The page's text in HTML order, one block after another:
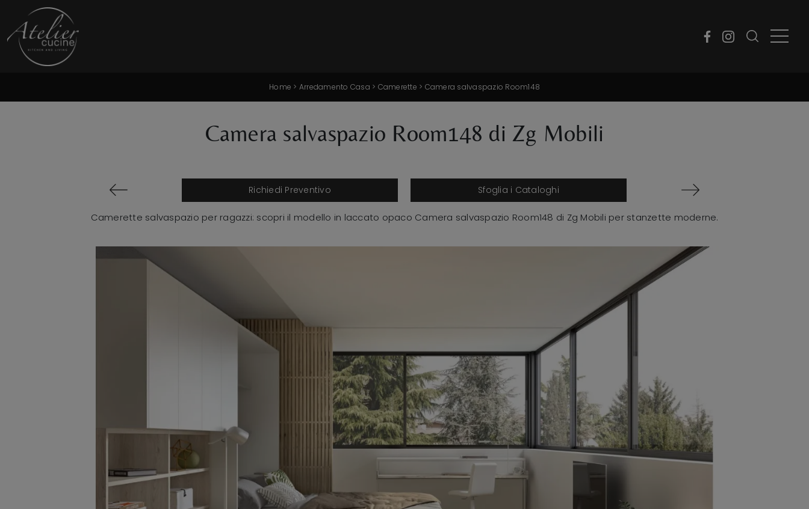
Home > Arredamento Casa > Camerette > Camera salvaspazio Room148
Camera salvaspazio Room148 di Zg Mobili
Richiedi Preventivo Sfoglia i Cataloghi
Camerette salvaspazio per ragazzi: scopri il modello in laccato opaco Camera salvaspazio Room148 di Zg Mobili per stanzette moderne.